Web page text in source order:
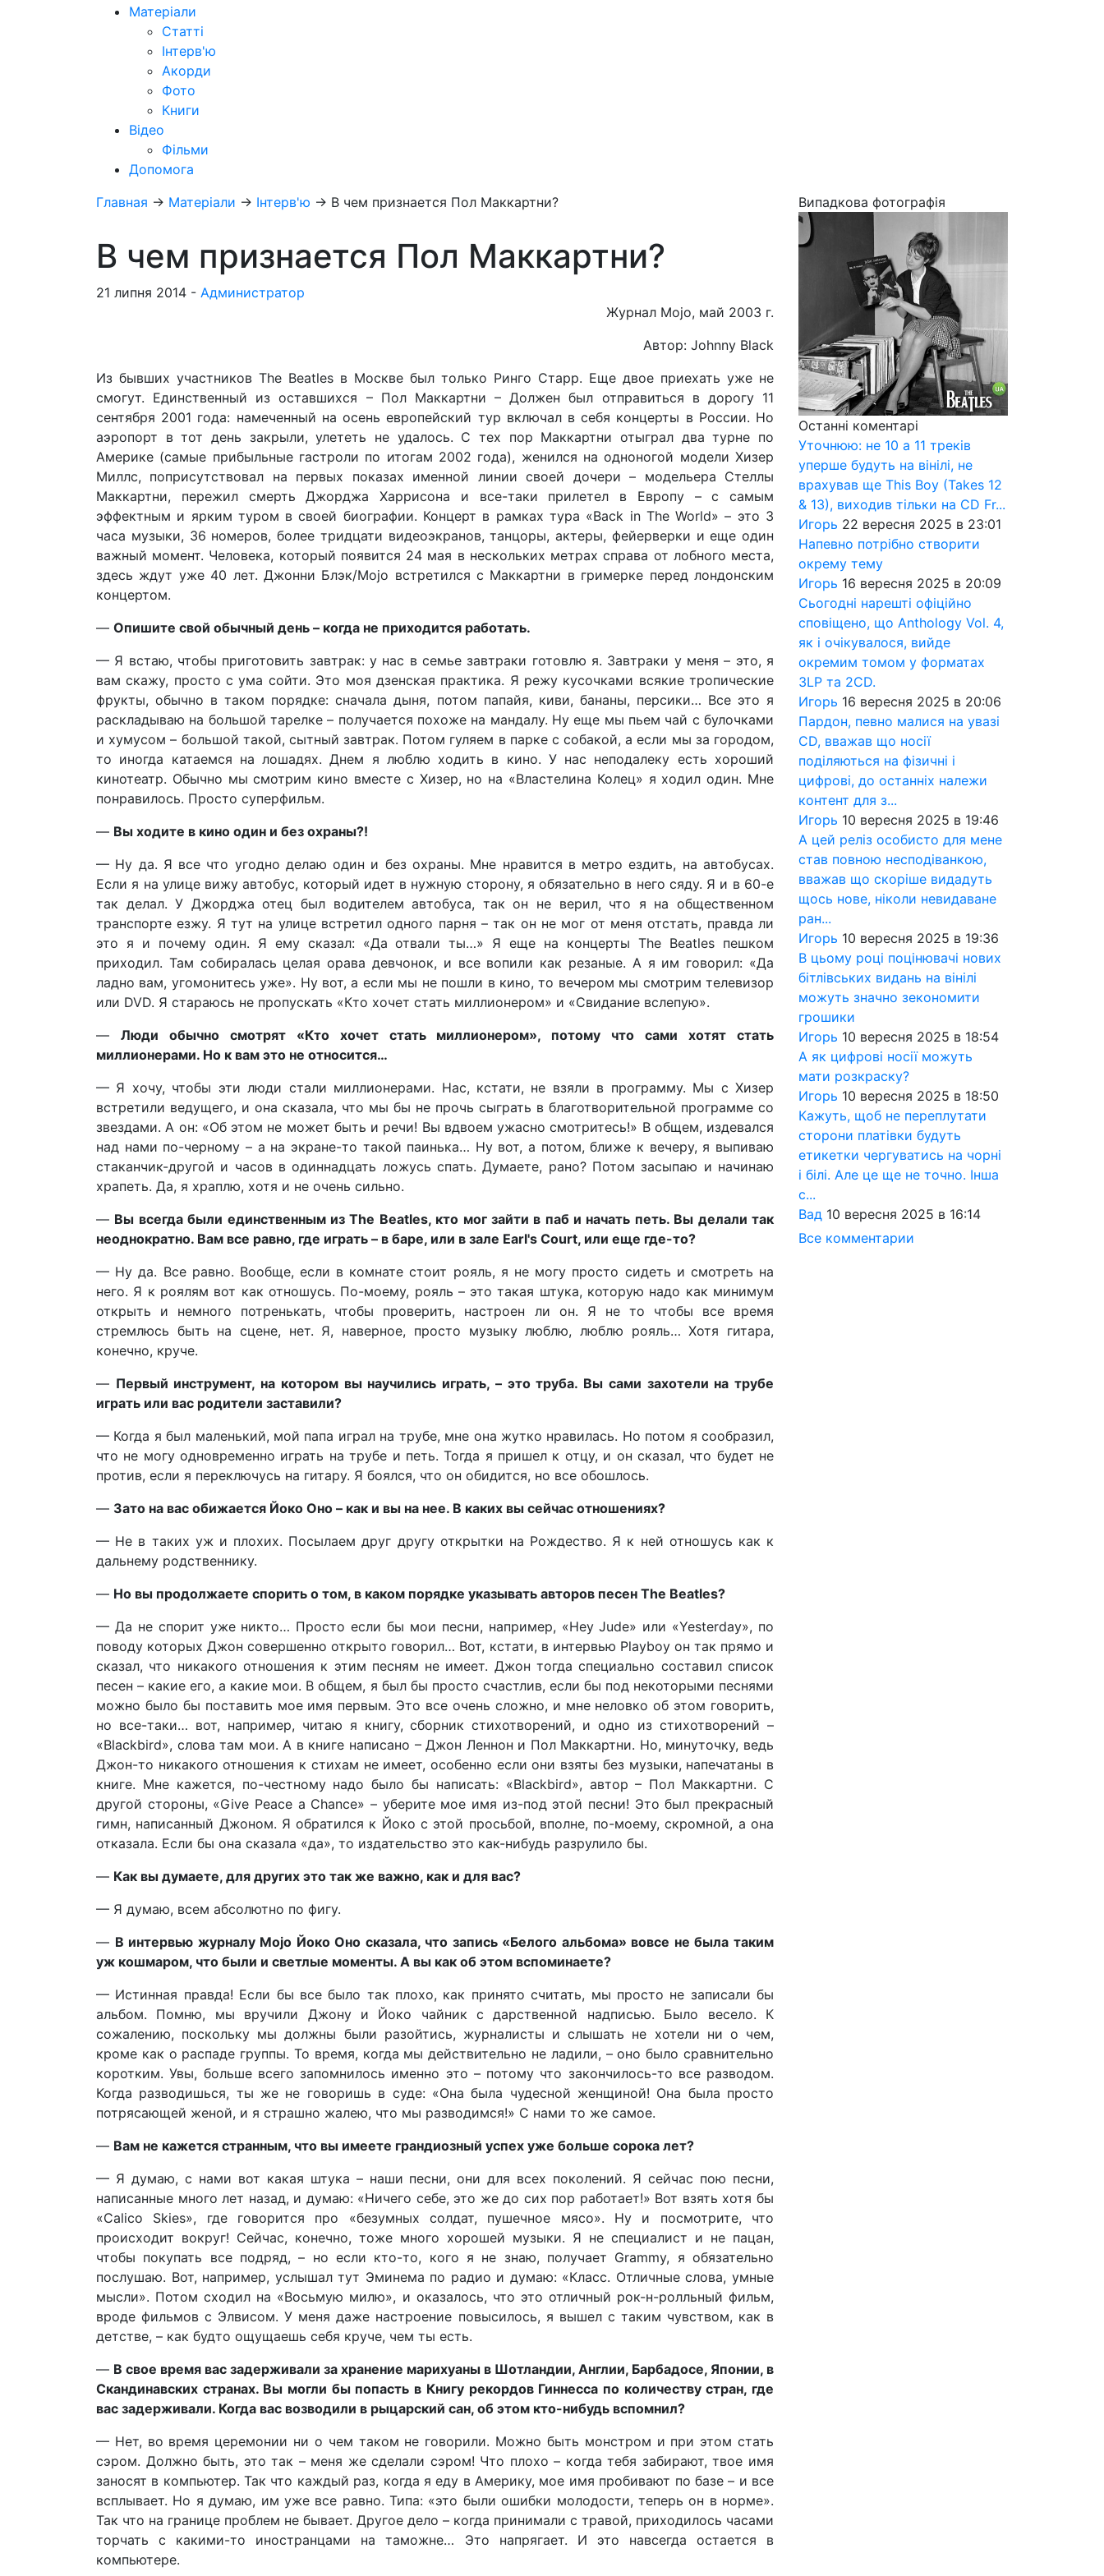
Матеріали
Статті
Інтерв'ю
Акорди
Фото
Книги
Відео
Фільми
Допомога
Главная → Матеріали → Інтерв'ю → В чем признается Пол Маккартни?
В чем признается Пол Маккартни?
21 липня 2014 - Администратор
Журнал Mojo, май 2003 г.
Автор: Johnny Black
Из бывших участников The Beatles в Москве был только Ринго Старр. Еще двое приехать уже не
смогут. Единственный из оставшихся – Пол Маккартни – Должен был отправиться в дорогу 11
сентября 2001 года: намеченный на осень европейский тур включал в себя концерты в России. Но
аэропорт в тот день закрыли, улететь не удалось. С тех пор Маккартни отыграл два турне по
Америке (самые прибыльные гастроли по итогам 2002 года), женился на одноногой модели Хизер
Миллс, поприсутствовал на первых показах именной линии своей дочери – модельера Стеллы
Маккартни, пережил смерть Джорджа Харрисона и все-таки прилетел в Европу – с самым
эффектным и ярким туром в своей биографии. Концерт в рамках тура «Back in The World» – это 3
часа музыки, 36 номеров, более тридцати видеоэкранов, танцоры, актеры, фейерверки и еще один
важный момент. Человека, который появится 24 мая в нескольких метрах справа от лобного места,
здесь ждут уже 40 лет. Джонни Блэк/Mojo встретился с Маккартни в гримерке перед лондонским
концертом.
— Опишите свой обычный день – когда не приходится работать.
— Я встаю, чтобы приготовить завтрак: у нас в семье завтраки готовлю я. Завтраки у меня – это, я
вам скажу, просто с ума сойти. Это моя дзенская практика. Я режу кусочками всякие тропические
фрукты, обычно в таком порядке: сначала дыня, потом папайя, киви, бананы, персики… Все это я
раскладываю на большой тарелке – получается похоже на мандалу. Ну еще мы пьем чай с булочками
и хумусом – большой такой, сытный завтрак. Потом гуляем в парке с собакой, а если мы за городом,
то иногда катаемся на лошадях. Днем я люблю ходить в кино. У нас неподалеку есть хороший
кинотеатр. Обычно мы смотрим кино вместе с Хизер, но на «Властелина Колец» я ходил один. Мне
понравилось. Просто суперфильм.
— Вы ходите в кино один и без охраны?!
— Ну да. Я все что угодно делаю один и без охраны. Мне нравится в метро ездить, на автобусах.
Если я на улице вижу автобус, который идет в нужную сторону, я обязательно в него сяду. Я и в 60-е
так делал. У Джорджа отец был водителем автобуса, так он не верил, что я на общественном
транспорте езжу. Я тут на улице встретил одного парня – так он не мог от меня отстать, правда ли
это я и почему один. Я ему сказал: «Да отвали ты…» Я еще на концерты The Beatles пешком
приходил. Там собиралась целая орава девчонок, и все вопили как резаные. А я им говорил: «Да
ладно вам, угомонитесь уже». Ну вот, а если мы не пошли в кино, то вечером мы смотрим телевизор
или DVD. Я стараюсь не пропускать «Кто хочет стать миллионером» и «Свидание вслепую».
— Люди обычно смотрят «Кто хочет стать миллионером», потому что сами хотят стать
миллионерами. Но к вам это не относится…
— Я хочу, чтобы эти люди стали миллионерами. Нас, кстати, не взяли в программу. Мы с Хизер
встретили ведущего, и она сказала, что мы бы не прочь сыграть в благотворительной программе со
звездами. А он: «Об этом не может быть и речи! Вы вдвоем ужасно смотритесь!» В общем, издевался
над нами по-черному – а на экране-то такой паинька… Ну вот, а потом, ближе к вечеру, я выпиваю
стаканчик-другой и часов в одиннадцать ложусь спать. Думаете, рано? Потом засыпаю и начинаю
храпеть. Да, я храплю, хотя и не очень сильно.
— Вы всегда были единственным из The Beatles, кто мог зайти в паб и начать петь. Вы делали так
неоднократно. Вам все равно, где играть – в баре, или в зале Earl's Court, или еще где-то?
— Ну да. Все равно. Вообще, если в комнате стоит рояль, я не могу просто сидеть и смотреть на
него. Я к роялям вот как отношусь. По-моему, рояль – это такая штука, которую надо как минимум
открыть и немного потренькать, чтобы проверить, настроен ли он. Я не то чтобы все время
стремлюсь быть на сцене, нет. Я, наверное, просто музыку люблю, люблю рояль… Хотя гитара,
конечно, круче.
— Первый инструмент, на котором вы научились играть, – это труба. Вы сами захотели на трубе
играть или вас родители заставили?
— Когда я был маленький, мой папа играл на трубе, мне она жутко нравилась. Но потом я сообразил,
что не могу одновременно играть на трубе и петь. Тогда я пришел к отцу, и он сказал, что будет не
против, если я переключусь на гитару. Я боялся, что он обидится, но все обошлось.
— Зато на вас обижается Йоко Оно – как и вы на нее. В каких вы сейчас отношениях?
— Не в таких уж и плохих. Посылаем друг другу открытки на Рождество. Я к ней отношусь как к
дальнему родственнику.
— Но вы продолжаете спорить о том, в каком порядке указывать авторов песен The Beatles?
— Да не спорит уже никто… Просто если бы мои песни, например, «Hey Jude» или «Yesterday», по
поводу которых Джон совершенно открыто говорил… Вот, кстати, в интервью Playboy он так прямо и
сказал, что никакого отношения к этим песням не имеет. Джон тогда специально составил список
песен – какие его, а какие мои. В общем, я был бы просто счастлив, если бы под некоторыми песнями
можно было бы поставить мое имя первым. Это все очень сложно, и мне неловко об этом говорить,
но все-таки… вот, например, читаю я книгу, сборник стихотворений, и одно из стихотворений –
«Blackbird», слова там мои. А в книге написано – Джон Леннон и Пол Маккартни. Но, минуточку, ведь
Джон-то никакого отношения к стихам не имеет, особенно если они взяты без музыки, напечатаны в
книге. Мне кажется, по-честному надо было бы написать: «Blackbird», автор – Пол Маккартни. С
другой стороны, «Give Peace a Chance» – уберите мое имя из-под этой песни! Это был прекрасный
гимн, написанный Джоном. Я обратился к Йоко с этой просьбой, вполне, по-моему, скромной, а она
отказала. Если бы она сказала «да», то издательство это как-нибудь разрулило бы.
— Как вы думаете, для других это так же важно, как и для вас?
— Я думаю, всем абсолютно по фигу.
— В интервью журналу Mojo Йоко Оно сказала, что запись «Белого альбома» вовсе не была таким
уж кошмаром, что были и светлые моменты. А вы как об этом вспоминаете?
— Истинная правда! Если бы все было так плохо, как принято считать, мы просто не записали бы
альбом. Помню, мы вручили Джону и Йоко чайник с дарственной надписью. Было весело. К
сожалению, поскольку мы должны были разойтись, журналисты и слышать не хотели ни о чем,
кроме как о распаде группы. То время, когда мы действительно не ладили, – оно было сравнительно
коротким. Увы, больше всего запомнилось именно это – потому что закончилось-то все разводом.
Когда разводишься, ты же не говоришь в суде: «Она была чудесной женщиной! Она была просто
потрясающей женой, и я страшно жалею, что мы разводимся!» С нами то же самое.
— Вам не кажется странным, что вы имеете грандиозный успех уже больше сорока лет?
— Я думаю, с нами вот какая штука – наши песни, они для всех поколений. Я сейчас пою песни,
написанные много лет назад, и думаю: «Ничего себе, это же до сих пор работает!» Вот взять хотя бы
«Calico Skies», где говорится про «безумных солдат, пушечное мясо». Ну и посмотрите, что
происходит вокруг! Сейчас, конечно, тоже много хорошей музыки. Я не специалист и не пацан,
чтобы покупать все подряд, – но если кто-то, кого я не знаю, получает Grammy, я обязательно
послушаю. Вот, например, услышал тут Эминема по радио и думаю: «Класс. Отличные слова, умные
мысли». Потом сходил на «Восьмую милю», и оказалось, что это отличный рок-н-ролльный фильм,
вроде фильмов с Элвисом. У меня даже настроение повысилось, я вышел с таким чувством, как в
детстве, – как будто ощущаешь себя круче, чем ты есть.
— В свое время вас задерживали за хранение марихуаны в Шотландии, Англии, Барбадосе, Японии, в
Скандинавских странах. Вы могли бы попасть в Книгу рекордов Гиннесса по количеству стран, где
вас задерживали. Когда вас возводили в рыцарский сан, об этом кто-нибудь вспомнил?
— Нет, во время церемонии ни о чем таком не говорили. Можно быть монстром и при этом стать
сэром. Должно быть, это так – меня же сделали сэром! Что плохо – когда тебя забирают, твое имя
заносят в компьютер. Так что каждый раз, когда я еду в Америку, мое имя пробивают по базе – и все
всплывает. Но я думаю, им уже все равно. Типа: «это были ошибки молодости, теперь он в норме».
Так что на границе проблем не бывает. Другое дело – когда принимали с травой, приходилось часами
торчать с какими-то иностранцами на таможне… Это напрягает. И это навсегда остается в
компьютере.
Випадкова фотографія
Останні коментарі
Уточнюю: не 10 а 11 треків
уперше будуть на вінілі, не
врахував ще This Boy (Takes 12
& 13), виходив тільки на CD Fr...
Игорь 22 вересня 2025 в 23:01
Напевно потрібно створити
окрему тему
Игорь 16 вересня 2025 в 20:09
Сьогодні нарешті офіційно
сповіщено, що Anthology Vol. 4,
як і очікувалося, вийде
окремим томом у форматах
3LP та 2CD.
Игорь 16 вересня 2025 в 20:06
Пардон, певно малися на увазі
CD, вважав що носії
поділяються на фізичні і
цифрові, до останніх належи
контент для з...
Игорь 10 вересня 2025 в 19:46
А цей реліз особисто для мене
став повною несподіванкою,
вважав що скоріше видадуть
щось нове, ніколи невидаване
ран...
Игорь 10 вересня 2025 в 19:36
В цьому році поцінювачі нових
бітлівських видань на вінілі
можуть значно зекономити
грошики
Игорь 10 вересня 2025 в 18:54
А як цифрові носії можуть
мати розкраску?
Игорь 10 вересня 2025 в 18:50
Кажуть, щоб не переплутати
сторони платівки будуть
етикетки чергуватись на чорні
і білі. Але це ще не точно. Інша
с...
Вад 10 вересня 2025 в 16:14
Все комментарии